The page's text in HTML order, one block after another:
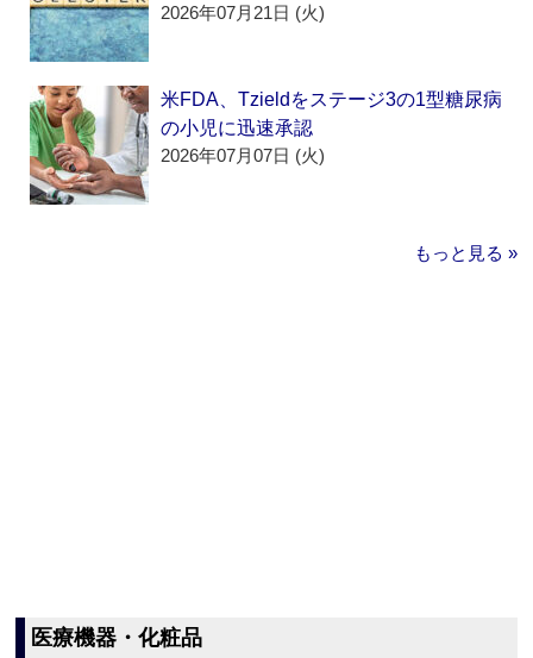
2026年07月21日 (火)
米FDA、Tzieldをステージ3の1型糖尿病
の小児に迅速承認
2026年07月07日 (火)
もっと見る »
医療機器・化粧品